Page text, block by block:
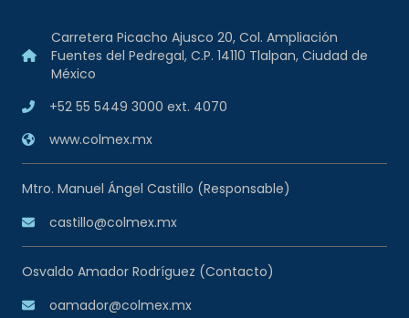
Carretera Picacho Ajusco 20, Col. Ampliación
Fuentes del Pedregal, C.P. 14110 Tlalpan, Ciudad de
México
+52 55 5449 3000 ext. 4070
www.colmex.mx
Mtro. Manuel Ángel Castillo (Responsable)
castillo@colmex.mx
Osvaldo Amador Rodríguez (Contacto)
oamador@colmex.mx